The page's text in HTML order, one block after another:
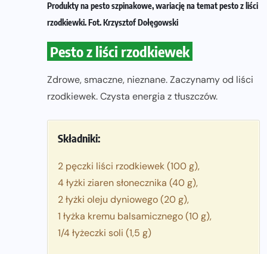
Produkty na pesto szpinakowe, wariację na temat pesto z liści
rzodkiewki. Fot. Krzysztof Dołęgowski
Pesto z liści rzodkiewek
Zdrowe, smaczne, nieznane. Zaczynamy od liści
rzodkiewek. Czysta energia z tłuszczów.
Składniki:
2 pęczki liści rzodkiewek (100 g),
4 łyżki ziaren słonecznika (40 g),
2 łyżki oleju dyniowego (20 g),
1 łyżka kremu balsamicznego (10 g),
1/4 łyżeczki soli (1,5 g)